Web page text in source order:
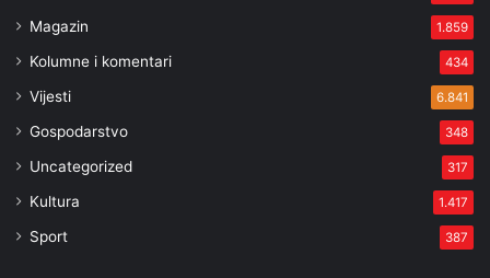
Magazin 1.859
Kolumne i komentari 434
Vijesti 6.841
Gospodarstvo 348
Uncategorized 317
Kultura 1.417
Sport 387